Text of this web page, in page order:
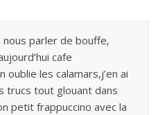
nous parler de bouffe,
cafe
oublie les calamars,j’en ai
trucs tout glouant dans
petit frappuccino avec la